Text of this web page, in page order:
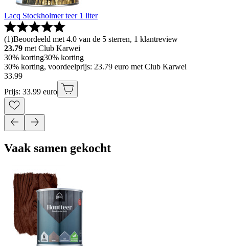
Lacq Stockholmer teer 1 liter
(1)Beoordeeld met 4.0 van de 5 sterren, 1 klantreview
23.79 met Club Karwei
30% korting30% korting
30% korting, voordeelprijs: 23.79 euro met Club Karwei
33.99
Prijs: 33.99 euro
Vaak samen gekocht